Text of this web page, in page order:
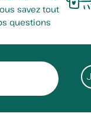
savez tout
questions